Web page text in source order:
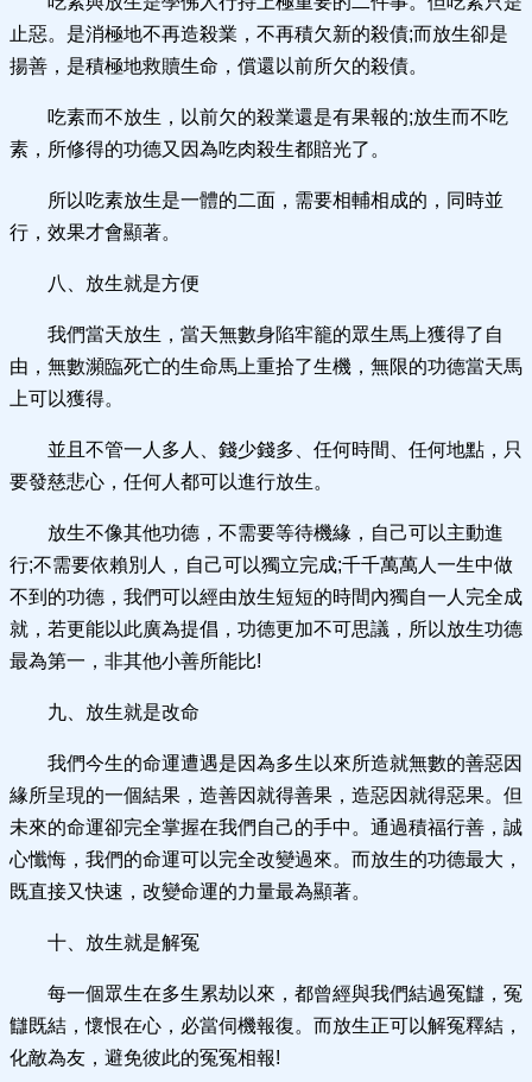
止惡。是消極地不再造殺業，不再積欠新的殺債;而放生卻是
揚善，是積極地救贖生命，償還以前所欠的殺債。
吃素而不放生，以前欠的殺業還是有果報的;放生而不吃
素，所修得的功德又因為吃肉殺生都賠光了。
所以吃素放生是一體的二面，需要相輔相成的，同時並
行，效果才會顯著。
八、放生就是方便
我們當天放生，當天無數身陷牢籠的眾生馬上獲得了自
由，無數瀕臨死亡的生命馬上重拾了生機，無限的功德當天馬
上可以獲得。
並且不管一人多人、錢少錢多、任何時間、任何地點，只
要發慈悲心，任何人都可以進行放生。
放生不像其他功德，不需要等待機緣，自己可以主動進
行;不需要依賴別人，自己可以獨立完成;千千萬萬人一生中做
不到的功德，我們可以經由放生短短的時間內獨自一人完全成
就，若更能以此廣為提倡，功德更加不可思議，所以放生功德
最為第一，非其他小善所能比!
九、放生就是改命
我們今生的命運遭遇是因為多生以來所造就無數的善惡因
緣所呈現的一個結果，造善因就得善果，造惡因就得惡果。但
未來的命運卻完全掌握在我們自己的手中。通過積福行善，誠
心懺悔，我們的命運可以完全改變過來。而放生的功德最大，
既直接又快速，改變命運的力量最為顯著。
十、放生就是解冤
每一個眾生在多生累劫以來，都曾經與我們結過冤讎，冤
讎既結，懷恨在心，必當伺機報復。而放生正可以解冤釋結，
化敵為友，避免彼此的冤冤相報!